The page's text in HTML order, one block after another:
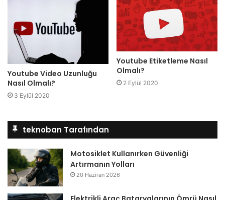
Youtube Video Uzunluğu
Nasıl Olmalı?
3 Eylül 2020
Youtube Etiketleme Nasıl
Olmalı?
2 Eylül 2020
teknoban Tarafından
Motosiklet Kullanırken Güvenliği
Artırmanın Yolları
20 Haziran 2026